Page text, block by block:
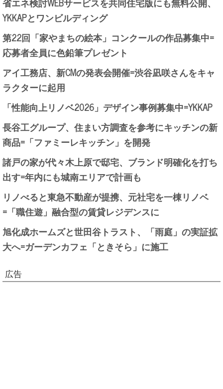
YKKAPとワンビルディング
第22回「家やまちの絵本」コンクールの作品募集中=
応募者全員に色鉛筆プレゼント
アイ工務店、新CMの発表会開催=渋谷凪咲さんをキャ
ラクターに起用
「性能向上リノベ2026」デザイン事例募集中=YKKAP
長谷工グループ、住まい方調査を参考にキッチンの新
商品=「ファミーレキッチン」を開発
諸戸の家が代々木上原で邸宅、ブランド明確化を打ち
出す=年内にも城南エリアで計画も
リノべると東急不動産が提携、元社宅を一棟リノベ
=「職住遊」融合型の賃貸レジデンスに
旭化成ホームズと世田谷トラスト、「雨庭」の実証拡
大へ=ガーデンカフェ「ときそら」に施工
広告